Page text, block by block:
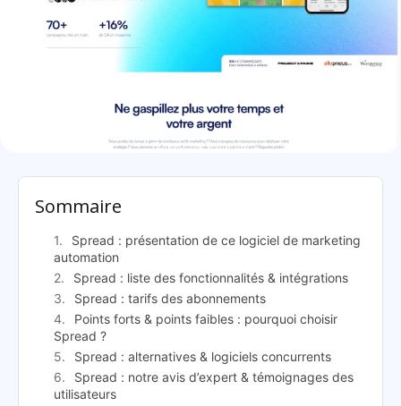
Spread: présentation
Sommaire
Spread : présentation de ce logiciel de marketing
automation
Spread : liste des fonctionnalités & intégrations
Spread : tarifs des abonnements
Points forts & points faibles : pourquoi choisir
Spread ?
Spread : alternatives & logiciels concurrents
Spread : notre avis d’expert & témoignages des
utilisateurs